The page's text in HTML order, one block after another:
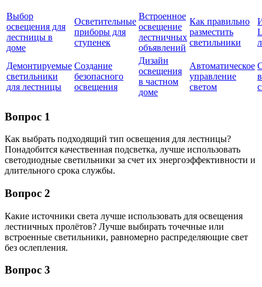
Выбор
освещения для
лестницы в
доме
Осветительные
приборы для
ступенек
Встроенное
освещение
лестничных
объявлений
Как правильно
разместить
светильники
Демонтируемые
светильники
для лестницы
Создание
безопасного
освещения
Дизайн
освещения
в частном
доме
Автоматическое
управление
светом
Вопрос 1
Как выбрать подходящий тип освещения для лестницы?
Понадобится качественная подсветка, лучше использовать
светодиодные светильники за счет их энергоэффективности и
длительного срока службы.
Вопрос 2
Какие источники света лучше использовать для освещения
лестничных пролётов? Лучше выбирать точечные или
встроенные светильники, равномерно распределяющие свет
без ослепления.
Вопрос 3